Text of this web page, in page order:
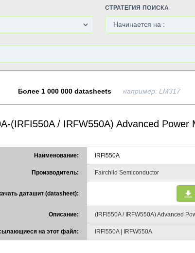
СТРАТЕГИЯ ПОИСКА
Более 1 000 000 datasheets например: LM317
(IRFI550A / IRFW550A) Advanced Power
Наименование: IRFI550A
Производитель: Fairchild Semiconductor
даташит (datasheet):
Описание: (IRFI550A / IRFW550A) Advanced
на этот файл: IRFI550A | IRFW550A